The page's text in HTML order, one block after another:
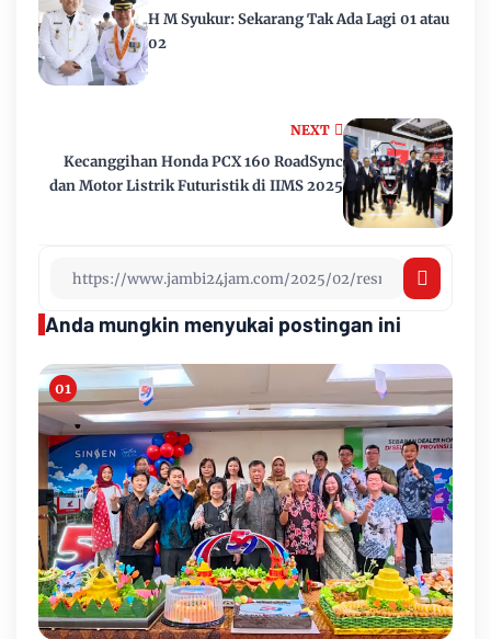
NEXT
Kecanggihan Honda PCX 160 RoadSync
dan Motor Listrik Futuristik di IIMS 2025
H M Syukur: Sekarang Tak Ada Lagi 01 atau
02
Anda mungkin menyukai postingan ini